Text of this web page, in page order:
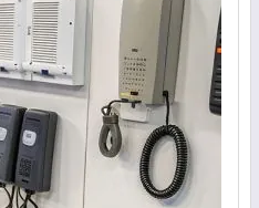
ადამიანების,
დაშვებას
ეს ტექნოლოგია
ცენტრებში, სამედიცინო და
საცხოვრებელ
სადაც
კონტროლი და